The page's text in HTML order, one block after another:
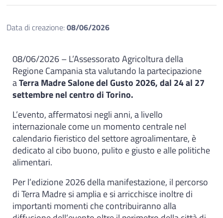
Data di creazione:08/06/2026
08/06/2026 – L’Assessorato Agricoltura della
Regione Campania sta valutando la partecipazione
aTerra Madre Salone del Gusto 2026, dal 24 al 27
settembre nel centro di Torino.
L’evento, affermatosi negli anni, a livello
internazionale come un momento centrale nel
calendario fieristico del settore agroalimentare, è
dedicato al cibo buono, pulito e giusto e alle politiche
alimentari.
Per l’edizione 2026 della manifestazione, il percorso
di Terra Madre si amplia e si arricchisce inoltre di
importanti momenti che contribuiranno alla